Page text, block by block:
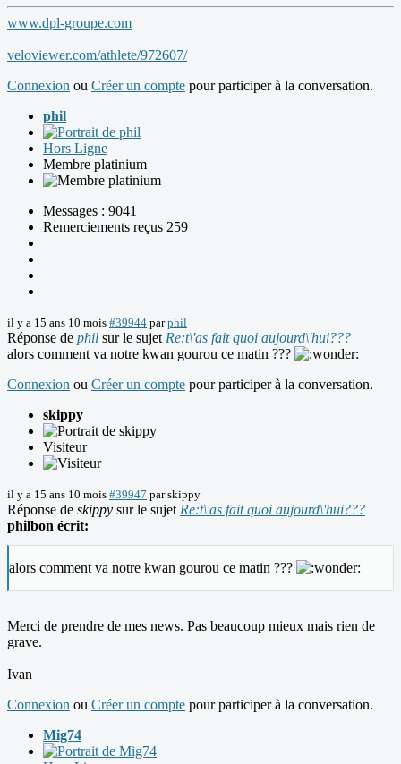
www.dpl-groupe.com
veloviewer.com/athlete/972607/
Connexion ou Créer un compte pour participer à la conversation.
phil
Hors Ligne
Membre platinium
Messages : 9041
Remerciements reçus 259
il y a 15 ans 10 mois #39944 parphil
Réponse de phil sur le sujet Re:t\'as fait quoi aujourd\'hui???
alors comment va notre kwan gourou ce matin ???
Connexion ou Créer un compte pour participer à la conversation.
skippy
Visiteur
il y a 15 ans 10 mois #39947 parskippy
Réponse de skippy sur le sujet Re:t\'as fait quoi aujourd\'hui???
philbon écrit:
alors comment va notre kwan gourou ce matin ???
Merci de prendre de mes news. Pas beaucoup mieux mais rien de
grave.
Ivan
Connexion ou Créer un compte pour participer à la conversation.
Mig74